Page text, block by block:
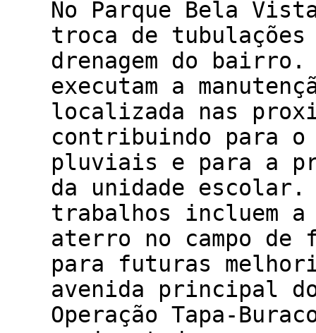
No Parque Bela
troca de
drenagem do
executam a
localizada nas
contribuindo para o
pluviais e para a
da unidade
trabalhos incluem
aterro no campo
para futuras
avenida principal
Operação Tapa-